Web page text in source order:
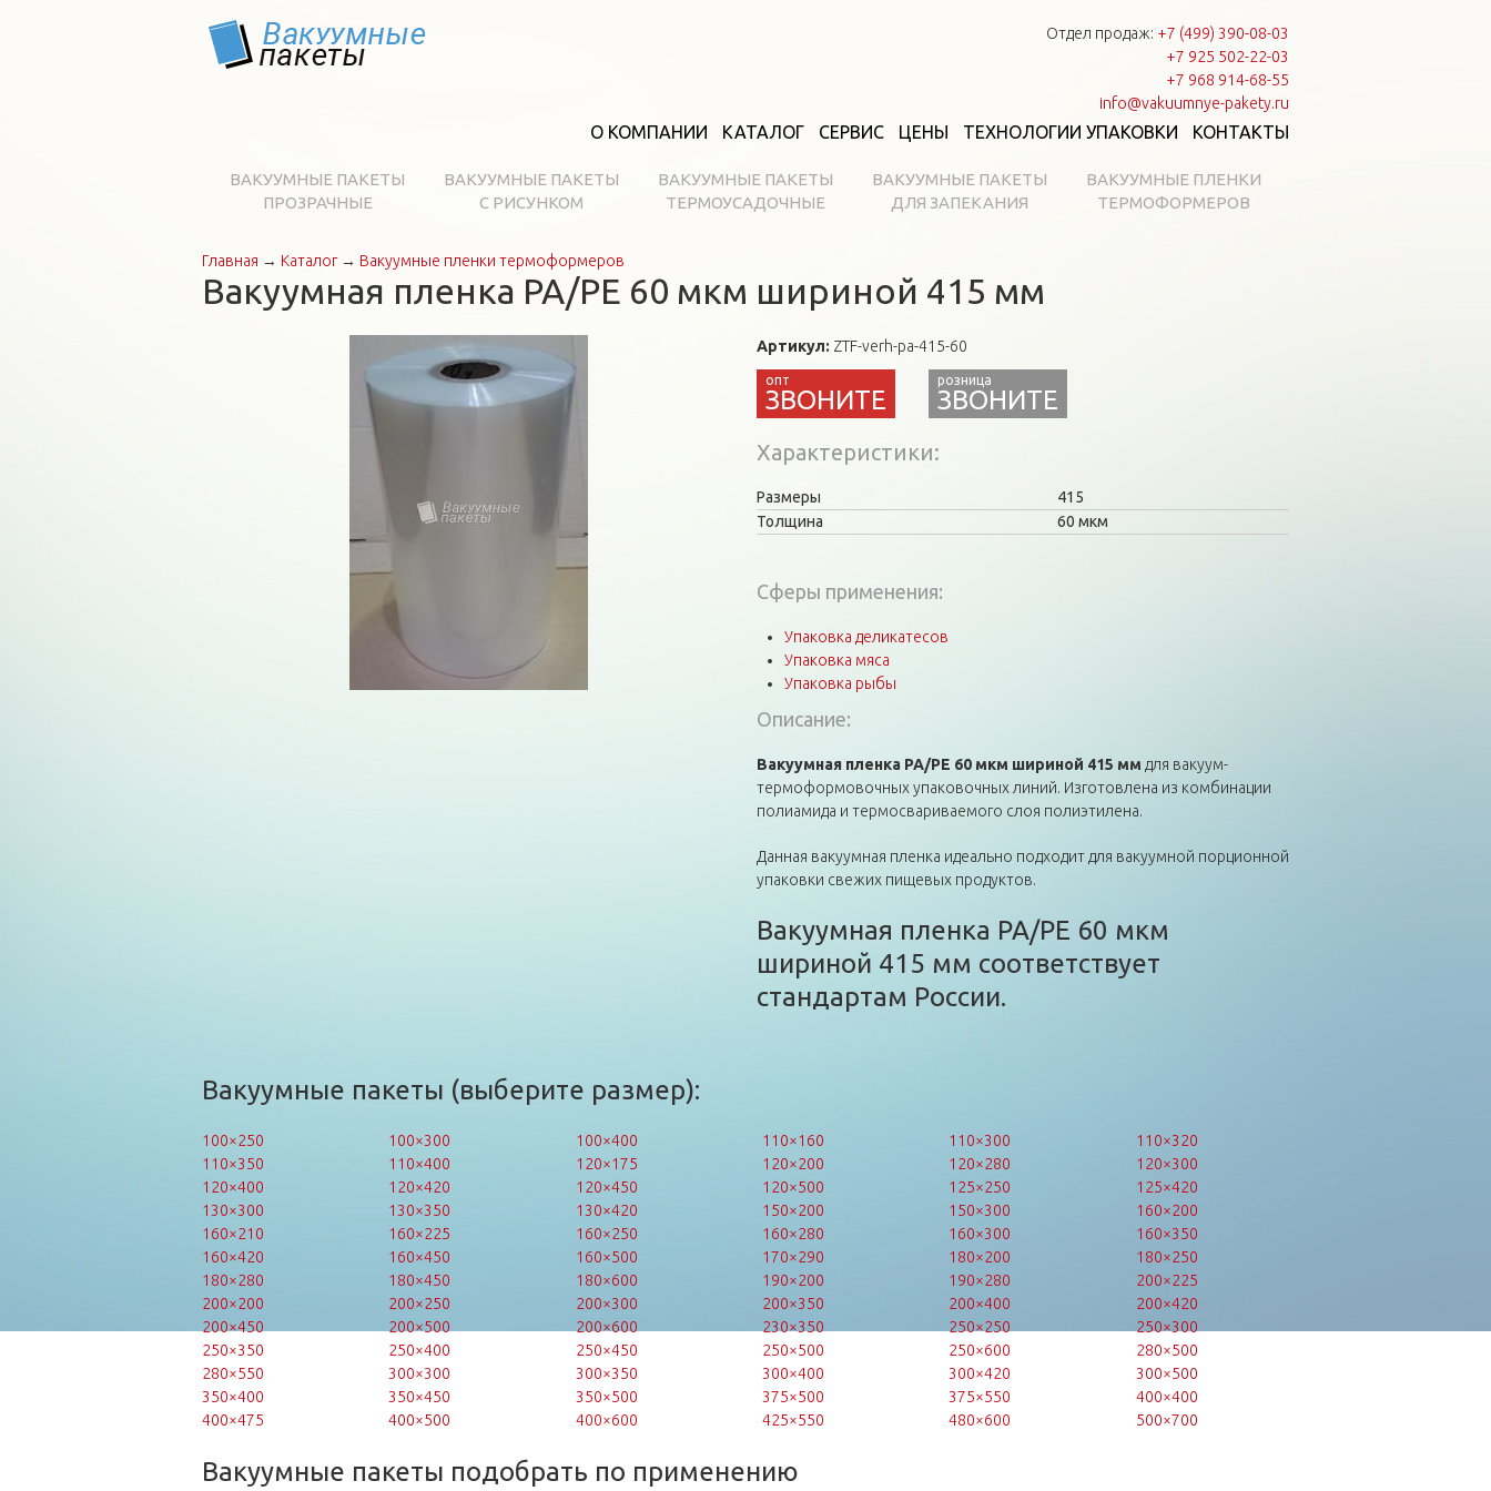
Отдел продаж: +7 (499) 390-08-03
+7 925 502-22-03
+7 968 914-68-55
info@vakuumnye-pakety.ru
О КОМПАНИИ КАТАЛОГ СЕРВИС ЦЕНЫ ТЕХНОЛОГИИ УПАКОВКИ КОНТАКТЫ
ВАКУУМНЫЕ ПАКЕТЫ
ПРОЗРАЧНЫЕ
ВАКУУМНЫЕ ПАКЕТЫ
С РИСУНКОМ
ВАКУУМНЫЕ ПАКЕТЫ
ТЕРМОУСАДОЧНЫЕ
ВАКУУМНЫЕ ПАКЕТЫ
ДЛЯ ЗАПЕКАНИЯ
ВАКУУМНЫЕ ПЛЕНКИ
ТЕРМОФОРМЕРОВ
Вы здесь
Главная → Каталог→ Вакуумные пленки термоформеров
Вакуумная пленка PA/PE 60 мкм шириной 415 мм
Артикул: ZTF-verh-pa-415-60
ЗВОНИТЕ
Характеристики
Размеры
415
Толщина
60 мкм
Сферы применения:
Упаковка деликатесов
Упаковка мяса
Упаковка рыбы
Описание:
Вакуумная пленка PA/PE 60 мкм шириной 415 мм для вакуум-
термоформовочных упаковочных линий. Изготовлена из комбинации
полиамида и термосвариваемого слоя полиэтилена.
Данная вакуумная пленка идеально подходит для вакуумной порционной
упаковки свежих пищевых продуктов.
Вакуумная пленка PA/PE 60 мкм
шириной 415 мм соответствует
стандартам России.
Вакуумные пакеты (выберите размер):
100×250 100×300 100×400 110×160 110×300
110×320
110×350
110×400 120×175 120×200 120×280
120×300
120×400
120×420 120×450 120×500 125×250
125×420
130×300
130×350 130×420 150×200 150×300
160×200
160×210
160×225 160×250 160×280 160×300
160×350
160×420
160×450 160×500 170×290 180×200
180×250
180×280
180×450 180×600 190×200 190×280
200×225
200×200
200×250 200×300 200×350 200×400
200×420
200×450
200×500 200×600 230×350 250×250
250×300
250×350
250×400 250×450 250×500 250×600
280×500
280×550
300×300 300×350 300×400 300×420
300×500
350×400
350×450 350×500 375×500 375×550
400×400
400×475
400×500 400×600 425×550 480×600 500×700
Вакуумные пакеты подобрать по применению